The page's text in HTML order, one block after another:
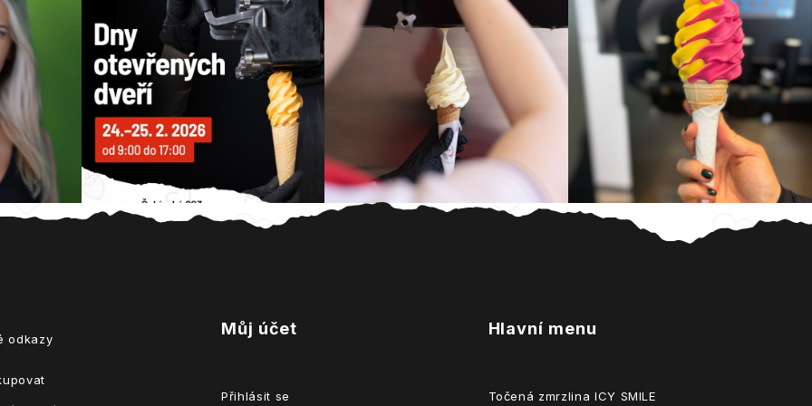
odkazy
Můj účet
Přihlásit se
Hlavní menu
Točená zmrzlina ICY SMILE